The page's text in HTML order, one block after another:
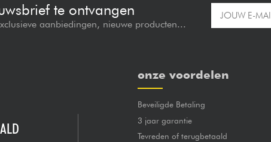
te ontvangen
aanbiedingen, nieuwe producten...
onze voordelen
Beveiligde Betaling
3 jaar garantie
Tevreden of terugbetaald